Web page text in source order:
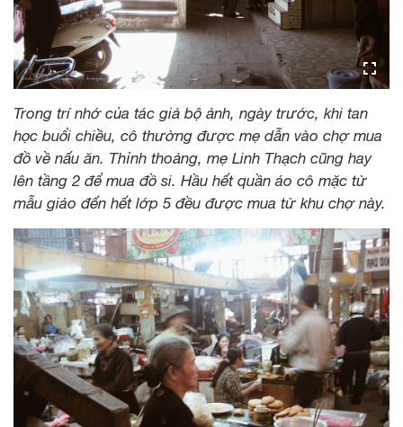
Trong trí nhớ của tác giả bộ ảnh, ngày trước, khi tan
học buổi chiều, cô thường được mẹ dẫn vào chợ mua
đồ về nấu ăn. Thỉnh thoảng, mẹ Linh Thạch cũng hay
lên tầng 2 để mua đồ si. Hầu hết quần áo cô mặc từ
mẫu giáo đến hết lớp 5 đều được mua từ khu chợ này.